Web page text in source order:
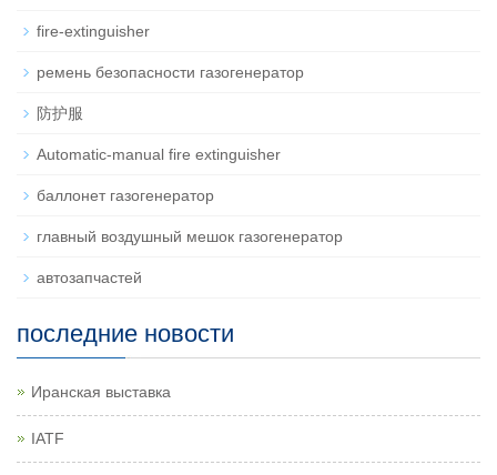
fire-extinguisher
ремень безопасности газогенератор
防护服
Automatic-manual fire extinguisher
баллонет газогенератор
главный воздушный мешок газогенератор
автозапчастей
последние новости
Иранская выставка
IATF